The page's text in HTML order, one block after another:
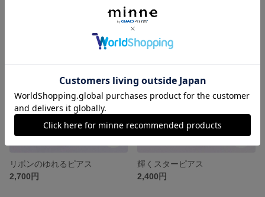
残り1点
リボンのゆれるピアス
2,700円
輝くスターピアス
2,400円